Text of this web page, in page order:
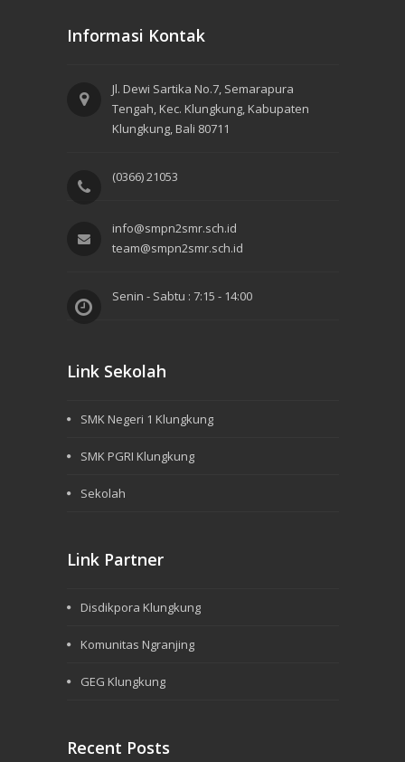
Informasi Kontak
Jl. Dewi Sartika No.7, Semarapura
Tengah, Kec. Klungkung, Kabupaten
Klungkung, Bali 80711
(0366) 21053
info@smpn2smr.sch.id
team@smpn2smr.sch.id
Senin - Sabtu : 7:15 - 14:00
Link Sekolah
SMK Negeri 1 Klungkung
SMK PGRI Klungkung
Sekolah
Link Partner
Disdikpora Klungkung
Komunitas Ngranjing
GEG Klungkung
Recent Posts